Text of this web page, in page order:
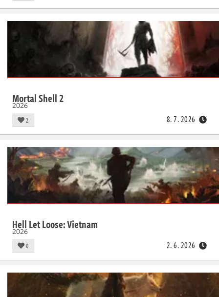
Mortal Shell 2
2026
2 8. 7. 2026
Hell Let Loose: Vietnam
2026
0 2. 6. 2026